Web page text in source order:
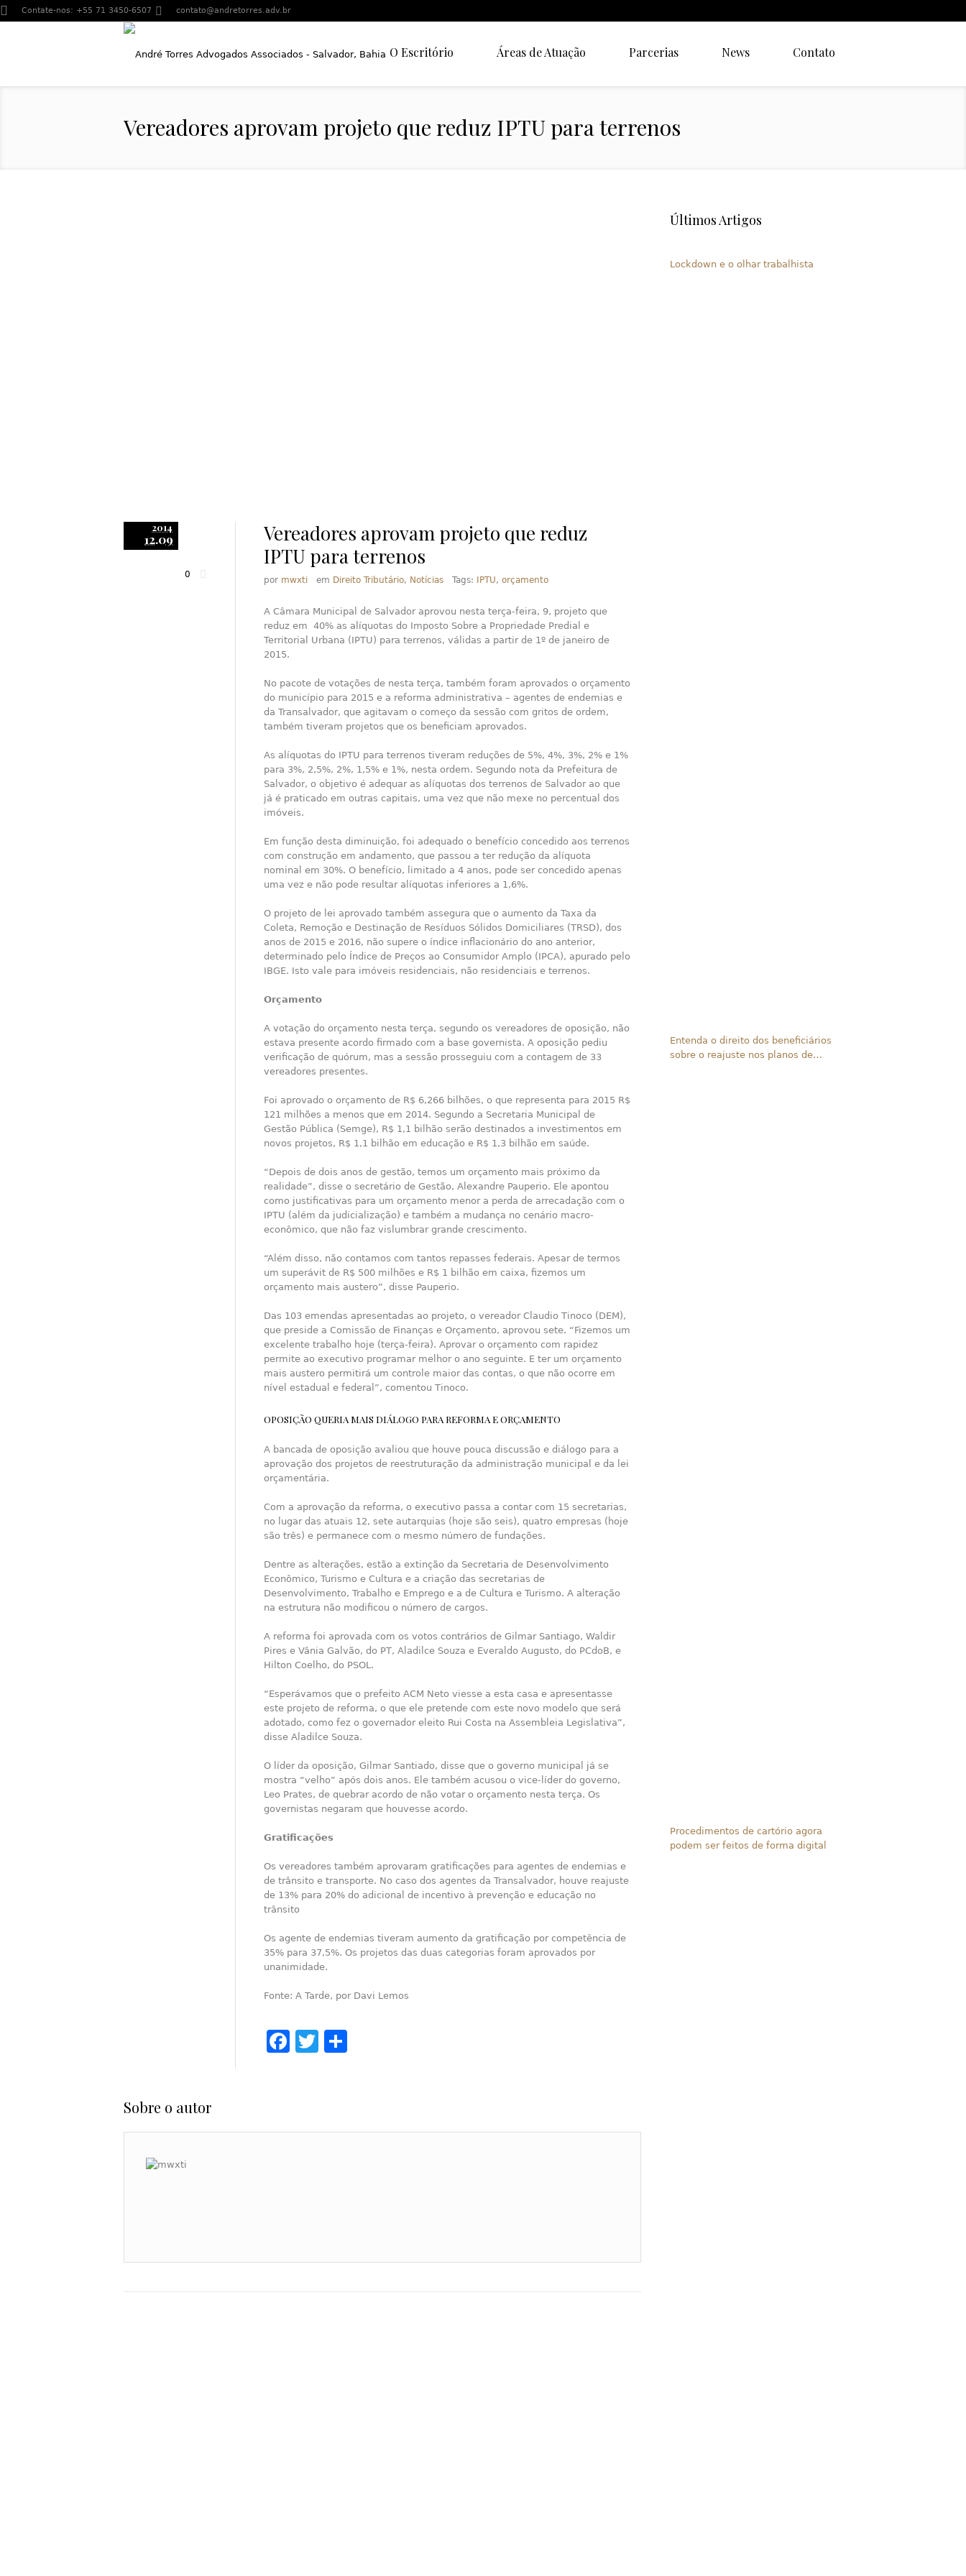
Contate-nos: +55 71 3450-6507 contato@andretorres.adv.br
O Escritório Áreas de Atuação Parcerias News Contato
Vereadores aprovam projeto que reduz IPTU para terrenos
2014
12.09
0
Vereadores aprovam projeto que reduz
IPTU para terrenos
por mwxti em Direito Tributário, Notícias Tags: IPTU, orçamento
A Câmara Municipal de Salvador aprovou nesta terça-feira, 9, projeto que
reduz em 40% as alíquotas do Imposto Sobre a Propriedade Predial e
Territorial Urbana (IPTU) para terrenos, válidas a partir de 1º de janeiro de
2015.
No pacote de votações de nesta terça, também foram aprovados o orçamento
do município para 2015 e a reforma administrativa – agentes de endemias e
da Transalvador, que agitavam o começo da sessão com gritos de ordem,
também tiveram projetos que os beneficiam aprovados.
As alíquotas do IPTU para terrenos tiveram reduções de 5%, 4%, 3%, 2% e 1%
para 3%, 2,5%, 2%, 1,5% e 1%, nesta ordem. Segundo nota da Prefeitura de
Salvador, o objetivo é adequar as alíquotas dos terrenos de Salvador ao que
já é praticado em outras capitais, uma vez que não mexe no percentual dos
imóveis.
Em função desta diminuição, foi adequado o benefício concedido aos terrenos
com construção em andamento, que passou a ter redução da alíquota
nominal em 30%. O benefício, limitado a 4 anos, pode ser concedido apenas
uma vez e não pode resultar alíquotas inferiores a 1,6%.
O projeto de lei aprovado também assegura que o aumento da Taxa da
Coleta, Remoção e Destinação de Resíduos Sólidos Domiciliares (TRSD), dos
anos de 2015 e 2016, não supere o índice inflacionário do ano anterior,
determinado pelo Índice de Preços ao Consumidor Amplo (IPCA), apurado pelo
IBGE. Isto vale para imóveis residenciais, não residenciais e terrenos.
Orçamento
A votação do orçamento nesta terça, segundo os vereadores de oposição, não
estava presente acordo firmado com a base governista. A oposição pediu
verificação de quórum, mas a sessão prosseguiu com a contagem de 33
vereadores presentes.
Foi aprovado o orçamento de R$ 6,266 bilhões, o que representa para 2015 R$
121 milhões a menos que em 2014. Segundo a Secretaria Municipal de
Gestão Pública (Semge), R$ 1,1 bilhão serão destinados a investimentos em
novos projetos, R$ 1,1 bilhão em educação e R$ 1,3 bilhão em saúde.
“Depois de dois anos de gestão, temos um orçamento mais próximo da
realidade”, disse o secretário de Gestão, Alexandre Pauperio. Ele apontou
como justificativas para um orçamento menor a perda de arrecadação com o
IPTU (além da judicialização) e também a mudança no cenário macro-
econômico, que não faz vislumbrar grande crescimento.
“Além disso, não contamos com tantos repasses federais. Apesar de termos
um superávit de R$ 500 milhões e R$ 1 bilhão em caixa, fizemos um
orçamento mais austero”, disse Pauperio.
Das 103 emendas apresentadas ao projeto, o vereador Claudio Tinoco (DEM),
que preside a Comissão de Finanças e Orçamento, aprovou sete. “Fizemos um
excelente trabalho hoje (terça-feira). Aprovar o orçamento com rapidez
permite ao executivo programar melhor o ano seguinte. E ter um orçamento
mais austero permitirá um controle maior das contas, o que não ocorre em
nível estadual e federal”, comentou Tinoco.
OPOSIÇÃO QUERIA MAIS DIÁLOGO PARA REFORMA E ORÇAMENTO
A bancada de oposição avaliou que houve pouca discussão e diálogo para a
aprovação dos projetos de reestruturação da administração municipal e da lei
orçamentária.
Com a aprovação da reforma, o executivo passa a contar com 15 secretarias,
no lugar das atuais 12, sete autarquias (hoje são seis), quatro empresas (hoje
são três) e permanece com o mesmo número de fundações.
Dentre as alterações, estão a extinção da Secretaria de Desenvolvimento
Econômico, Turismo e Cultura e a criação das secretarias de
Desenvolvimento, Trabalho e Emprego e a de Cultura e Turismo. A alteração
na estrutura não modificou o número de cargos.
A reforma foi aprovada com os votos contrários de Gilmar Santiago, Waldir
Pires e Vânia Galvão, do PT, Aladilce Souza e Everaldo Augusto, do PCdoB, e
Hilton Coelho, do PSOL.
“Esperávamos que o prefeito ACM Neto viesse a esta casa e apresentasse
este projeto de reforma, o que ele pretende com este novo modelo que será
adotado, como fez o governador eleito Rui Costa na Assembleia Legislativa”,
disse Aladilce Souza.
O líder da oposição, Gilmar Santiado, disse que o governo municipal já se
mostra “velho” após dois anos. Ele também acusou o vice-líder do governo,
Leo Prates, de quebrar acordo de não votar o orçamento nesta terça. Os
governistas negaram que houvesse acordo.
Gratificações
Os vereadores também aprovaram gratificações para agentes de endemias e
de trânsito e transporte. No caso dos agentes da Transalvador, houve reajuste
de 13% para 20% do adicional de incentivo à prevenção e educação no
trânsito
Os agente de endemias tiveram aumento da gratificação por competência de
35% para 37,5%. Os projetos das duas categorias foram aprovados por
unanimidade.
Fonte: A Tarde, por Davi Lemos
Facebook
Twitter
Sobre o autor
Últimos Artigos
Lockdown e o olhar trabalhista
Entenda o direito dos beneficiários
sobre o reajuste nos planos de
Procedimentos de cartório agora
podem ser feitos de forma digital